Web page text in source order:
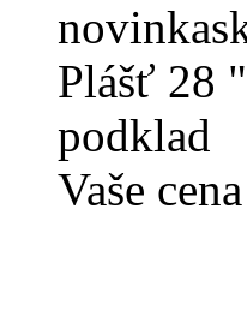
novinka
Plášť 28
podklad
Vaše